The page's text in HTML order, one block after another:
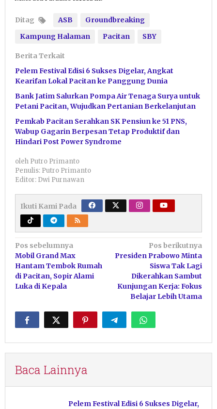
Ditag ASB
Groundbreaking
Kampung Halaman
Pacitan SBY
Berita Terkait
Pelem Festival Edisi 6 Sukses Digelar, Angkat
Kearifan Lokal Pacitan ke Panggung Dunia
Bank Jatim Salurkan Pompa Air Tenaga Surya untuk
Petani Pacitan, Wujudkan Pertanian Berkelanjutan
Pemkab Pacitan Serahkan SK Pensiun ke 51 PNS,
Wabup Gagarin Berpesan Tetap Produktif dan
Hindari Post Power Syndrome
oleh Putro Primanto
Penulis: Putro Primanto
Editor: Dwi Purnawan
Ikuti Kami Pada
Navigasi
pos
Pos sebelumnya
Mobil Grand Max
Hantam Tembok Rumah
di Pacitan, Sopir Alami
Luka di Kepala
Pos berikutnya
Presiden Prabowo Minta
Siswa Tak Lagi
Dikerahkan Sambut
Kunjungan Kerja: Fokus
Belajar Lebih Utama
Baca Lainnya
Pelem Festival Edisi 6 Sukses Digelar,